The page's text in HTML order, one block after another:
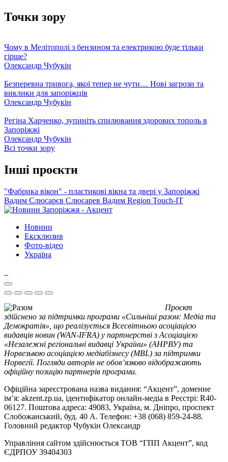
Точки зору
Чому в Мелітополі з бензином та електрикою буде тільки
гірше?
Олександр Чубукін
Безперевна тривога, якої тепер не чути… Нові загрози та
виклики для запоріжців
Олександр Чубукін
Регіна Харченко, зупиніть спилювання здорових тополь в
Запоріжжі
Олександр Чубукін
Всі точки зору
Інші проєкти
"Фабрика вікон" - пластикові вікна та двері у Запоріжжі
Вадим Слюсарєв Слюсарев Вадим Region Touch-IT
Новини
Ексклюзив
Фото-відео
Україна
Проєкт
здійснено за підтримки програми «Сильніші разом: Медіа та
Демократія», що реалізується Всесвітньою асоціацією
видавців новин (WAN-IFRA) у партнерстві з Асоціацією
«Незалежні регіональні видавці України» (АНРВУ) та
Норвезькою асоціацією медіабізнесу (MBL) за підтримки
Норвегії. Погляди авторів не обов’язково відображають
офіційну позицію партнерів програми.
Офіційна зареєстрована назва видання: “Акцент”, доменне
ім’я: akzent.zp.ua, ідентифікатор онлайн-медіа в Реєстрі: R40-
06127. Поштова адреса: 49083, Україна, м. Дніпро, проспект
Слобожанський, буд. 40 А. Телефон: +38 (068) 859-24-88.
Головний редактор Чубукін Олександр
Управління сайтом здійснюється ТОВ “ГПП Акцент”, код
ЄДРПОУ 39404303